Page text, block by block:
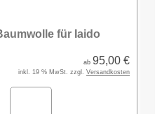
für Iaido
ab 95,00 €
inkl. 19 % MwSt. zzgl. Versandkosten